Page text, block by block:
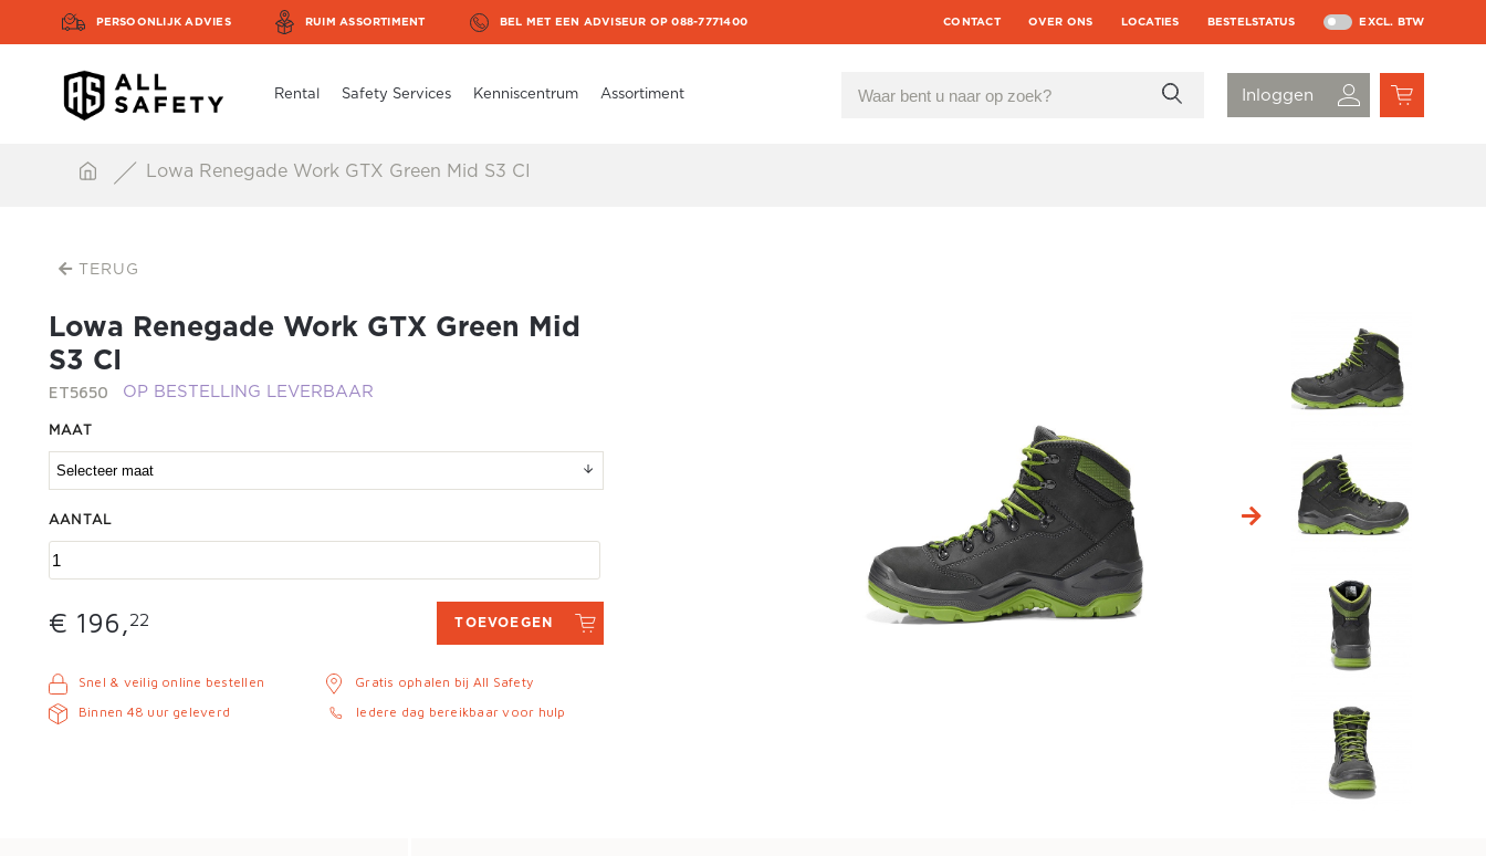
PERSOONLIJK ADVIES RUIM ASSORTIMENT BEL MET EEN ADVISEUR OP 088-7771400 CONTACT OVER ONS LOCATIES BESTELSTATUS EXCL. BTW
Rental Safety Services Kenniscentrum Assortiment
Lowa Renegade Work GTX Green Mid S3 CI
TERUG
Lowa Renegade Work GTX Green Mid
S3 CI
ET5650 OP BESTELLING LEVERBAAR
MAAT
AANTAL
€ 196,22 TOEVOEGEN
Snel & veilig online bestellen
Binnen 48 uur geleverd
Gratis ophalen bij All Safety
Iedere dag bereikbaar voor hulp